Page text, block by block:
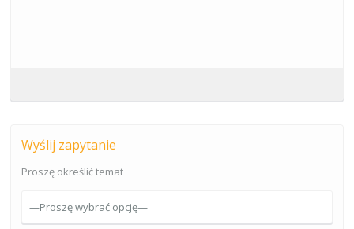
Wyślij zapytanie
Proszę określić temat